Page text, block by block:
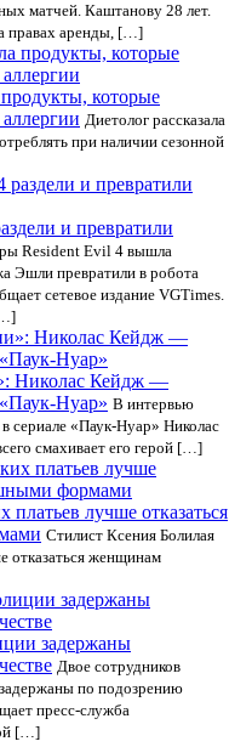
матчей. Каштанову 28 лет.
правах аренды, […]
которые
Диетолог рассказала
при наличии сезонной
и превратили
Resident Evil 4 вышла
Эшли превратили в робота
сетевое издание VGTimes.
Николас Кейдж —
Нуар» В интервью
сериале «Паук-Нуар» Николас
смахивает его герой […]
платьев лучше отказаться
Стилист Ксения Болилая
отказаться женщинам
задержаны
Двое сотрудников
по подозрению
пресс-служба
[…]